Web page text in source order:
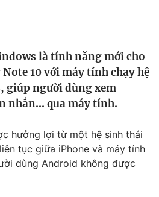
là tính năng mới cho
10 với máy tính chạy hệ
giúp người dùng xem
nhắn... qua máy tính.
hưởng lợi từ một hệ sinh thái
tục giữa iPhone và máy tính
dùng Android không được